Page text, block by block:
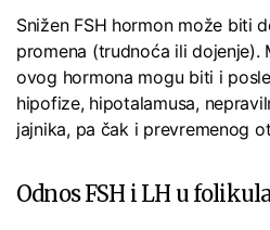
Snižen FSH hormon može biti
promena (trudnoća ili dojenje).
ovog hormona mogu biti i
hipofize, hipotalamusa,
jajnika, pa čak i prevremenog
Odnos FSH i LH u